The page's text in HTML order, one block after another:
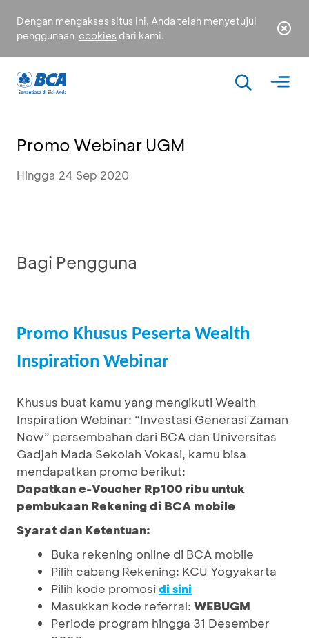
Dengan mengakses situs ini, Anda telah menyetujui
penggunaan cookies dari kami.
Promo Webinar UGM
Hingga 24 Sep 2020
Bagi Pengguna
Promo Khusus Peserta Wealth
Inspiration Webinar
Khusus buat kamu yang mengikuti Wealth
Inspiration Webinar: “Investasi Generasi Zaman
Now” persembahan dari BCA dan Universitas
Gadjah Mada Sekolah Vokasi, kamu bisa
mendapatkan promo berikut:
Dapatkan e-Voucher Rp100 ribu untuk
pembukaan Rekening di BCA mobile
Syarat dan Ketentuan:
Buka rekening online di BCA mobile
Pilih cabang Rekening: KCU Yogyakarta
Pilih kode promosidi sini
Masukkan kode referral: WEBUGM
Periode program hingga 31 Desember